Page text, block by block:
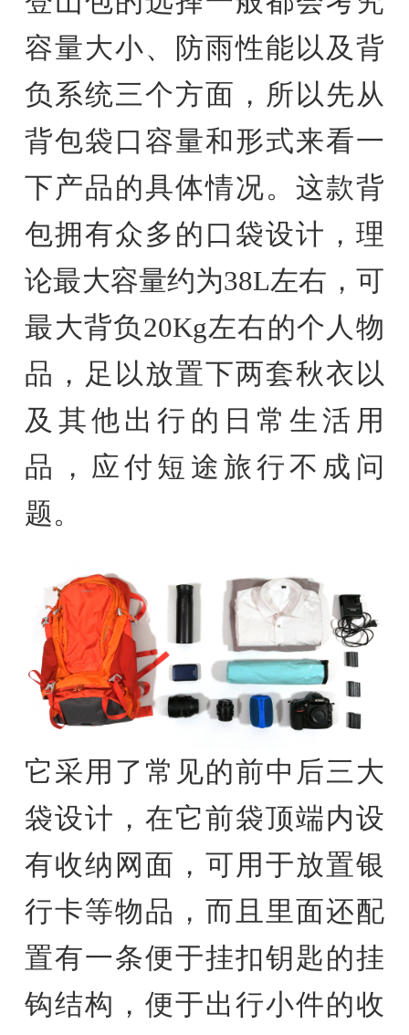
容量大小、防雨性能以及背
负系统三个方面，所以先从
背包袋口容量和形式来看一
下产品的具体情况。这款背
包拥有众多的口袋设计，理
论最大容量约为38L左右，可
最大背负20Kg左右的个人物
品，足以放置下两套秋衣以
及其他出行的日常生活用
品，应付短途旅行不成问
题。
它采用了常见的前中后三大
袋设计，在它前袋顶端内设
有收纳网面，可用于放置银
行卡等物品，而且里面还配
置有一条便于挂扣钥匙的挂
钩结构，便于出行小件的收